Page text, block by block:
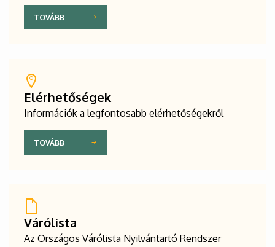
TOVÁBB
Elérhetőségek
Információk a legfontosabb elérhetőségekről
TOVÁBB
Várólista
Az Országos Várólista Nyilvántartó Rendszer